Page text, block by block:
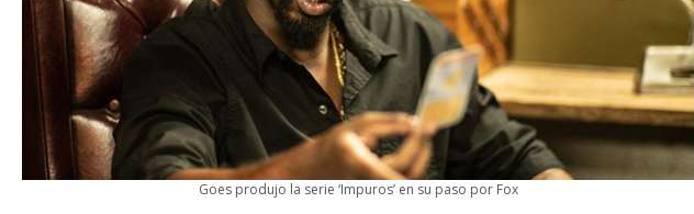
Goes produjo la serie ‘Impuros’ en su paso por Fox